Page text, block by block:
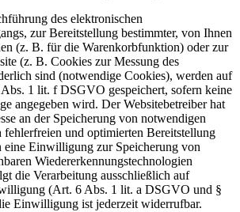
des elektronischen
zur Bereitstellung bestimmter, von Ihnen
(z. B. für die Warenkorbfunktion) oder zur
(z. B. Cookies zur Messung des
sind (notwendige Cookies), werden auf
1 lit. f DSGVO gespeichert, sofern keine
angegeben wird. Der Websitebetreiber hat
an der Speicherung von notwendigen
fehlerfreien und optimierten Bereitstellung
eine Einwilligung zur Speicherung von
Wiedererkennungstechnologien
die Verarbeitung ausschließlich auf
(Art. 6 Abs. 1 lit. a DSGVO und §
Einwilligung ist jederzeit widerrufbar.